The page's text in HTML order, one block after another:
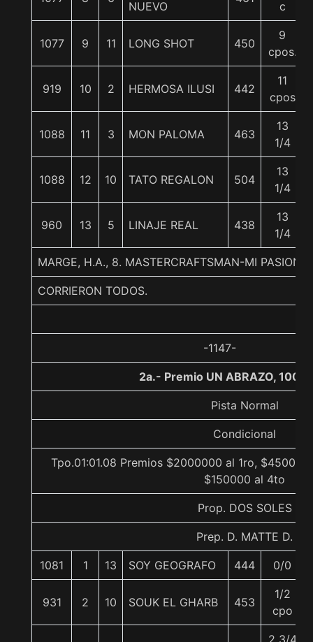
NUEVO
c
1077 9 11 LONG SHOT 450
9
cpos.
919 10 2 HERMOSA ILUSI 442
11
cpos
1088 11 3 MON PALOMA 463
13
1/4
1088 12 10 TATO REGALON 504
13
1/4
960 13 5 LINAJE REAL 438
13
1/4
MARGE, H.A., 8. MASTERCRAFTSMAN-MI PASION-
CORRIERON TODOS.
-1147-
2a.- Premio UN ABRAZO, 1000
Pista Normal
Condicional
Tpo.01:01.08 Premios $2000000 al 1ro,
$150000 al 4to
Prop. DOS SOLES
Prep. D. MATTE D.
1081 1 13 SOY GEOGRAFO 444 0/0
931 2 10 SOUK EL GHARB 453
1/2
cpo
2 3/4